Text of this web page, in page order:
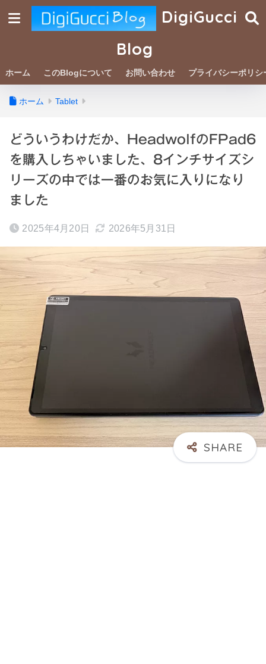
DigiGucci
Blog
ホーム このBlogについて お問い合わせ プライバシーポリシ
ホーム Tablet
どういうわけだか、HeadwolfのFPad6
を購入しちゃいました、8インチサイズシ
リーズの中では一番のお気に入りになり
ました
2025年4月20日 2026年5月31日